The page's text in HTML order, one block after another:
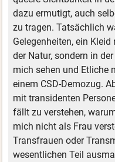
dazu ermutigt, auch
zu tragen. Tatsächlich
Gelegenheiten, ein
der Natur, sondern in
mich sehen und Etliche
einem CSD-Demozug.
mit transidenten
fällt zu verstehen,
mich nicht als Frau
Transfrauen oder
wesentlichen Teil